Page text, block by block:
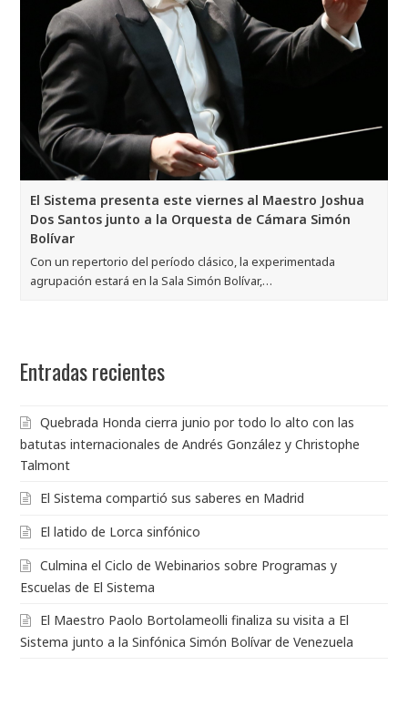
El Sistema presenta este viernes al Maestro Joshua
Dos Santos junto a la Orquesta de Cámara Simón
Bolívar
Con un repertorio del período clásico, la experimentada
agrupación estará en la Sala Simón Bolívar,…
Entradas recientes
Quebrada Honda cierra junio por todo lo alto con las
batutas internacionales de Andrés González y Christophe
Talmont
El Sistema compartió sus saberes en Madrid
El latido de Lorca sinfónico
Culmina el Ciclo de Webinarios sobre Programas y
Escuelas de El Sistema
El Maestro Paolo Bortolameolli finaliza su visita a El
Sistema junto a la Sinfónica Simón Bolívar de Venezuela